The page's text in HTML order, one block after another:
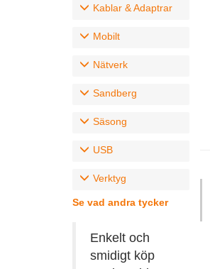
Kablar & Adaptrar
Mobilt
Nätverk
Sandberg
Säsong
USB
Verktyg
Se vad andra tycker
Enkelt och
smidigt köp